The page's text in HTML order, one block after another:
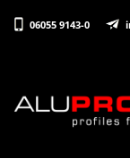
06055 9143-0